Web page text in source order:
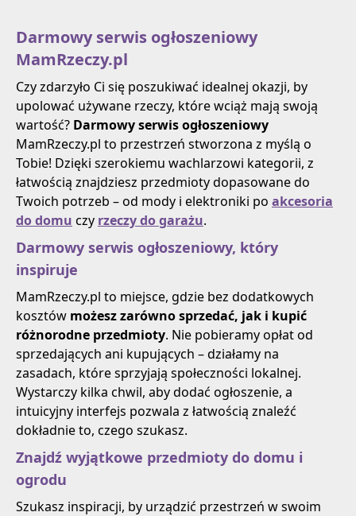
Darmowy serwis ogłoszeniowy
MamRzeczy.pl
Czy zdarzyło Ci się poszukiwać idealnej okazji, by
upolować używane rzeczy, które wciąż mają swoją
wartość? Darmowy serwis ogłoszeniowy
MamRzeczy.pl to przestrzeń stworzona z myślą o
Tobie! Dzięki szerokiemu wachlarzowi kategorii, z
łatwością znajdziesz przedmioty dopasowane do
Twoich potrzeb – od mody i elektroniki po akcesoria
do domu czy rzeczy do garażu.
Darmowy serwis ogłoszeniowy, który
inspiruje
MamRzeczy.pl to miejsce, gdzie bez dodatkowych
kosztów możesz zarówno sprzedać, jak i kupić
różnorodne przedmioty. Nie pobieramy opłat od
sprzedających ani kupujących – działamy na
zasadach, które sprzyjają społeczności lokalnej.
Wystarczy kilka chwil, aby dodać ogłoszenie, a
intuicyjny interfejs pozwala z łatwością znaleźć
dokładnie to, czego szukasz.
Znajdź wyjątkowe przedmioty do domu i
ogrodu
Szukasz inspiracji, by urządzić przestrzeń w swoim